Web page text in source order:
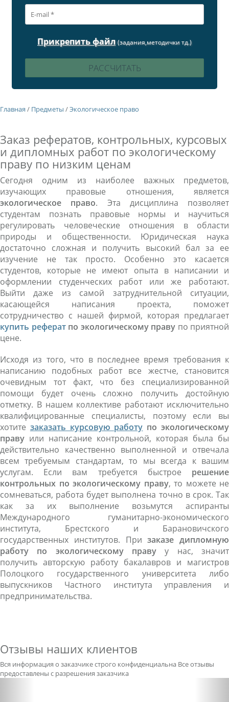
Прикрепить файл (задания,методички тд.)
Главная / Предметы /Экологическое право
Заказ рефератов, контрольных, курсовых
и дипломных работ по экологическому
праву по низким ценам
Сегодня одним из наиболее важных предметов,
изучающих правовые отношения, является
экологическое право. Эта дисциплина позволяет
студентам познать правовые нормы и научиться
регулировать человеческие отношения в области
природы и общественности. Юридическая наука
достаточно сложная и получить высокий бал за ее
изучение не так просто. Особенно это касается
студентов, которые не имеют опыта в написании и
оформлении студенческих работ или же работают.
Выйти даже из самой затруднительной ситуации,
касающейся написания проекта, поможет
сотрудничество с нашей фирмой, которая предлагает
купить рефератпо экологическому праву по приятной
цене.
Исходя из того, что в последнее время требования к
написанию подобных работ все жестче, становится
очевидным тот факт, что без специализированной
помощи будет очень сложно получить достойную
отметку. В нашем коллективе работают исключительно
квалифицированные специалисты, поэтому если вы
хотите заказать курсовую работу по экологическому
праву или написание контрольной, которая была бы
действительно качественно выполненной и отвечала
всем требуемым стандартам, то мы всегда к вашим
услугам. Если вам требуется быстрое решение
контрольных по экологическому праву, то можете не
сомневаться, работа будет выполнена точно в срок. Так
как за их выполнение возьмутся аспиранты
Международного гуманитарно-экономического
института, Брестского и Барановичского
государственных институтов. Призаказе дипломную
работу по экологическому праву у нас, значит
получить авторскую работу бакалавров и магистров
Полоцкого государственного университета либо
выпускников Частного института управления и
предпринимательства.
Отзывы наших клиентов
Вся информация о заказчике строго конфиденциальна Все отзывы
предоставлены с разрешения заказчика